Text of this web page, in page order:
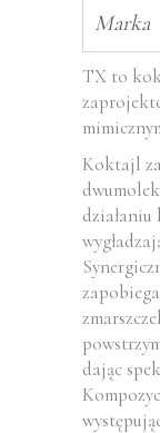
Marka
TX to
Koktajl
dając